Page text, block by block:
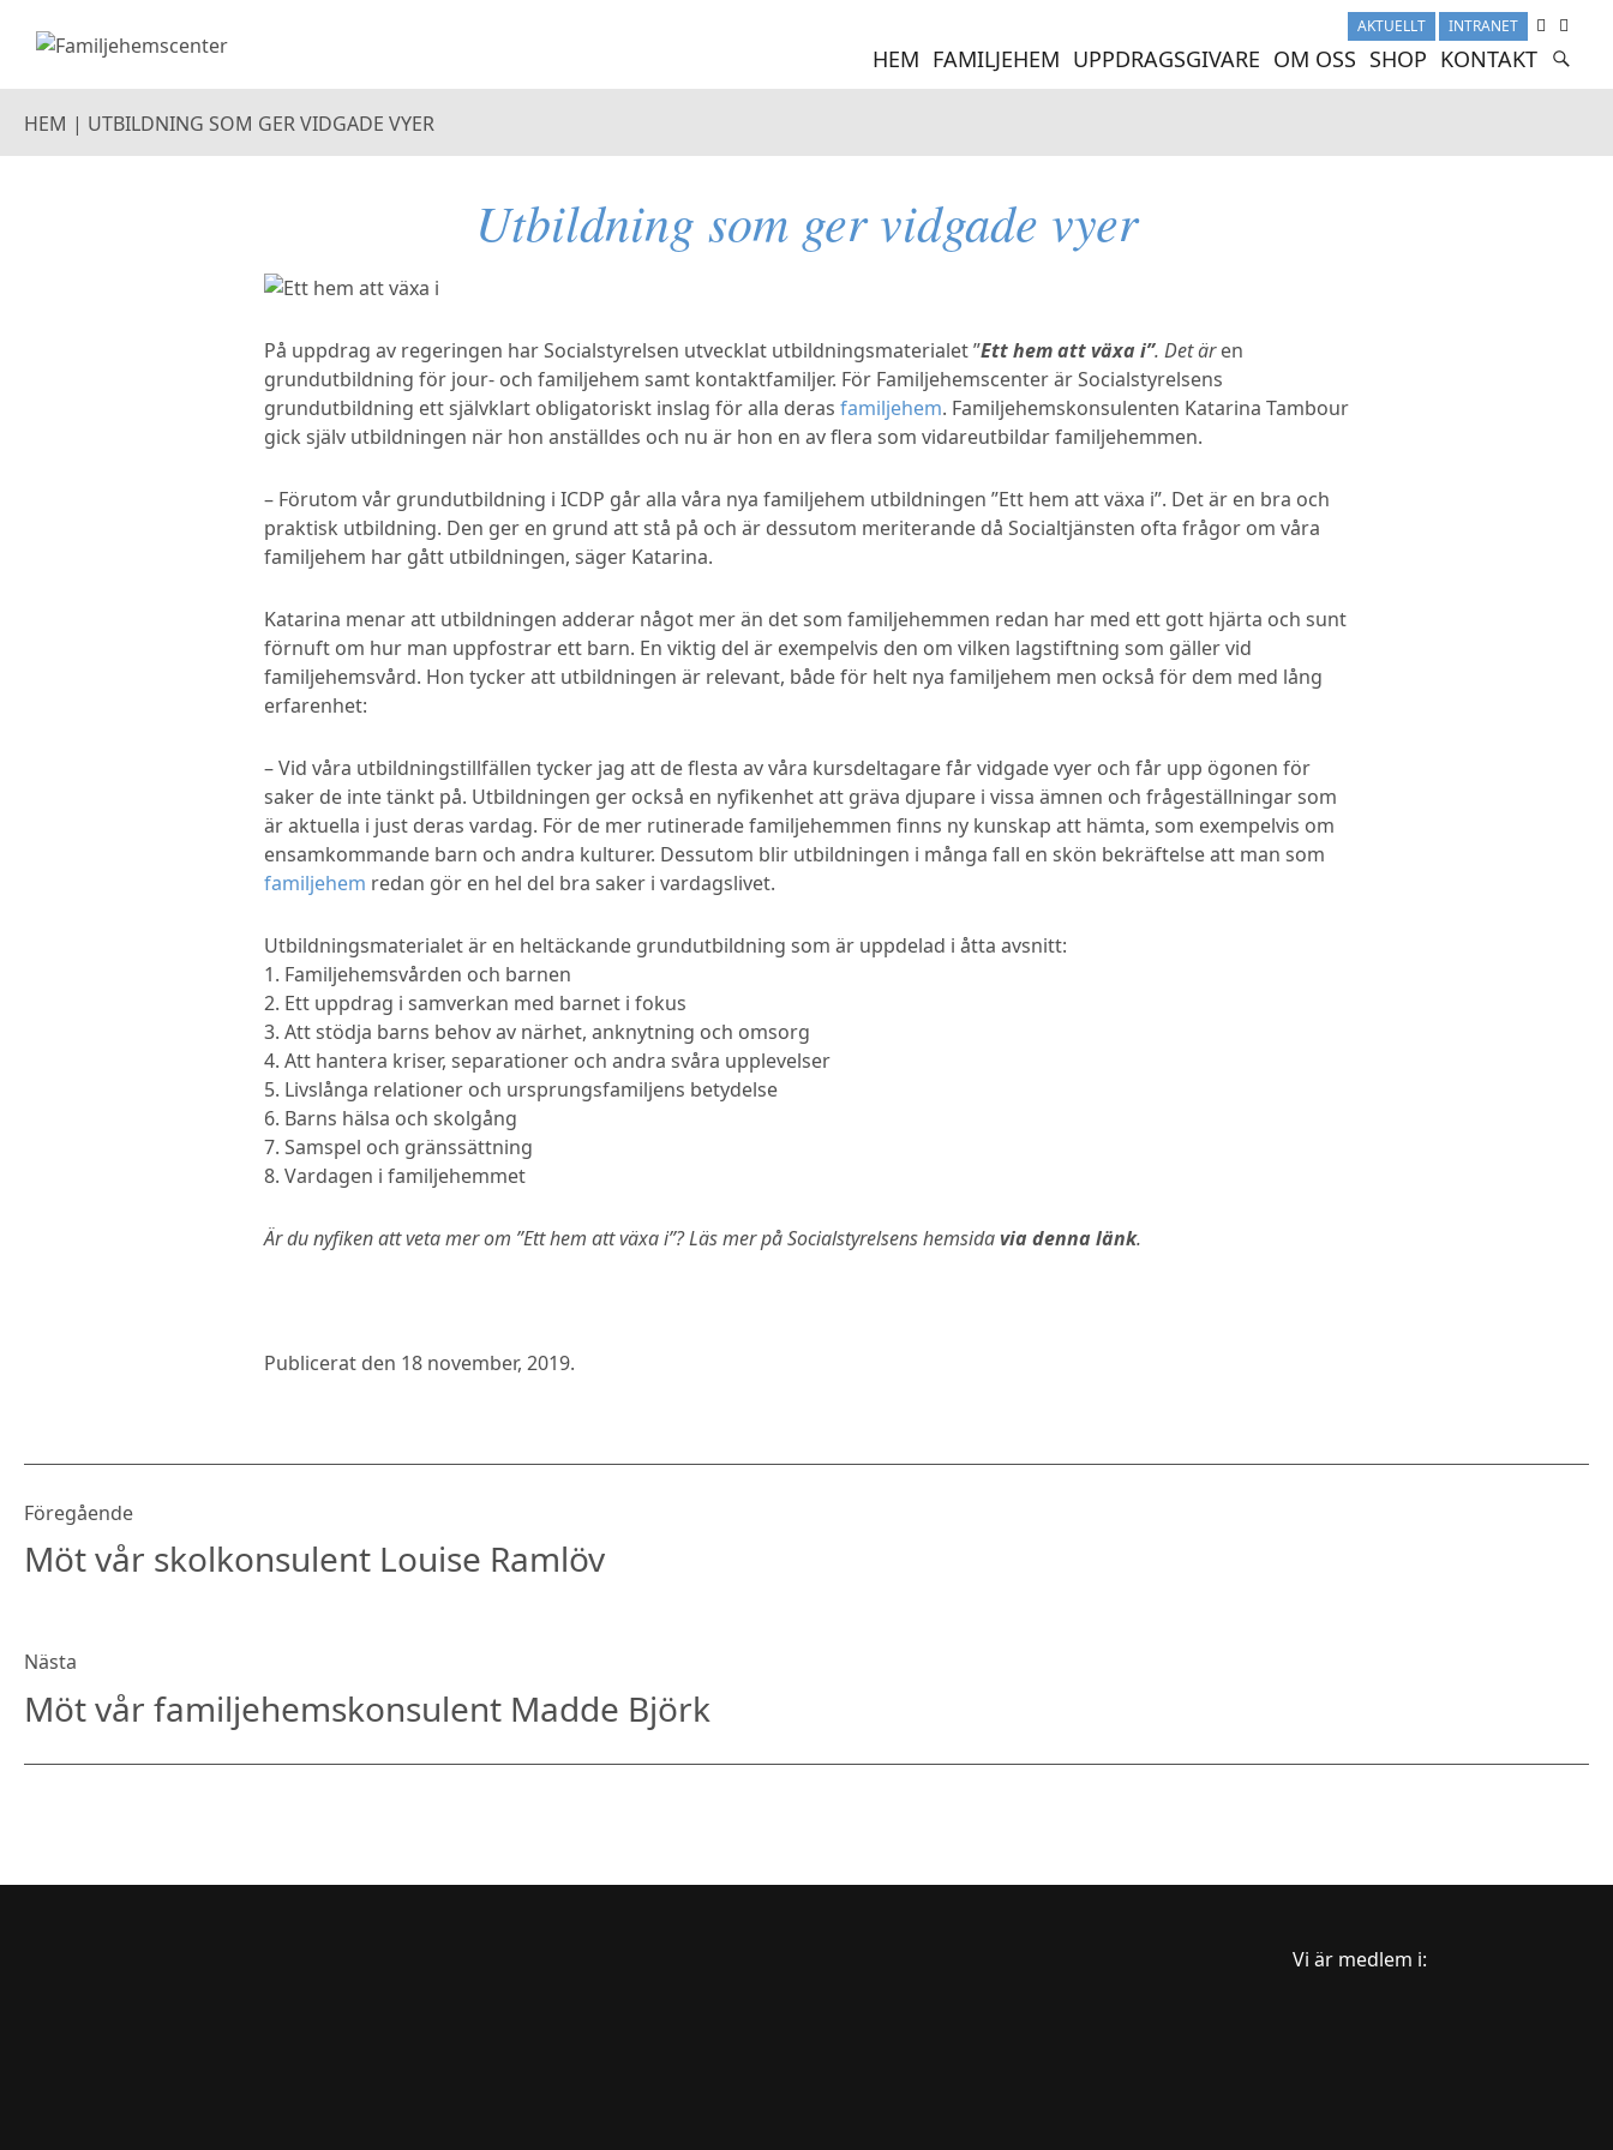
AKTUELLT INTRANET
HEM FAMILJEHEM UPPDRAGSGIVARE OM OSS SHOP KONTAKT
HEM | UTBILDNING SOM GER VIDGADE VYER
Utbildning som ger vidgade vyer
På uppdrag av regeringen har Socialstyrelsen utvecklat utbildningsmaterialet ”Ett hem att växa i”. Det ären
grundutbildning för jour- och familjehem samt kontaktfamiljer. För Familjehemscenter är Socialstyrelsens
grundutbildning ett självklart obligatoriskt inslag för alla deras familjehem. Familjehemskonsulenten Katarina Tambour
gick själv utbildningen när hon anställdes och nu är hon en av flera som vidareutbildar familjehemmen.
– Förutom vår grundutbildning i ICDP går alla våra nya familjehem utbildningen ”Ett hem att växa i”. Det är en bra och
praktisk utbildning. Den ger en grund att stå på och är dessutom meriterande då Socialtjänsten ofta frågor om våra
familjehem har gått utbildningen, säger Katarina.
Katarina menar att utbildningen adderar något mer än det som familjehemmen redan har med ett gott hjärta och sunt
förnuft om hur man uppfostrar ett barn. En viktig del är exempelvis den om vilken lagstiftning som gäller vid
familjehemsvård. Hon tycker att utbildningen är relevant, både för helt nya familjehem men också för dem med lång
erfarenhet:
– Vid våra utbildningstillfällen tycker jag att de flesta av våra kursdeltagare får vidgade vyer och får upp ögonen för
saker de inte tänkt på. Utbildningen ger också en nyfikenhet att gräva djupare i vissa ämnen och frågeställningar som
är aktuella i just deras vardag. För de mer rutinerade familjehemmen finns ny kunskap att hämta, som exempelvis om
ensamkommande barn och andra kulturer. Dessutom blir utbildningen i många fall en skön bekräftelse att man som
familjehem redan gör en hel del bra saker i vardagslivet.
Utbildningsmaterialet är en heltäckande grundutbildning som är uppdelad i åtta avsnitt:
1. Familjehemsvården och barnen
2. Ett uppdrag i samverkan med barnet i fokus
3. Att stödja barns behov av närhet, anknytning och omsorg
4. Att hantera kriser, separationer och andra svåra upplevelser
5. Livslånga relationer och ursprungsfamiljens betydelse
6. Barns hälsa och skolgång
7. Samspel och gränssättning
8. Vardagen i familjehemmet
Är du nyfiken att veta mer om ”Ett hem att växa i”? Läs mer på Socialstyrelsens hemsidavia denna länk.
Publicerat den 18 november, 2019.
Föregående
Möt vår skolkonsulent Louise Ramlöv
Nästa
Möt vår familjehemskonsulent Madde Björk
Vi är medlem i: